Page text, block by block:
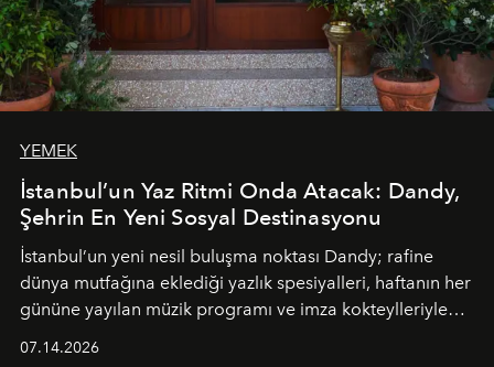
YEMEK
İstanbul’un Yaz Ritmi Onda Atacak: Dandy,
Şehrin En Yeni Sosyal Destinasyonu
İstanbul’un yeni nesil buluşma noktası Dandy; rafine
dünya mutfağına eklediği yazlık spesiyalleri, haftanın her
gününe yayılan müzik programı ve imza kokteylleriyle
07.14.2026